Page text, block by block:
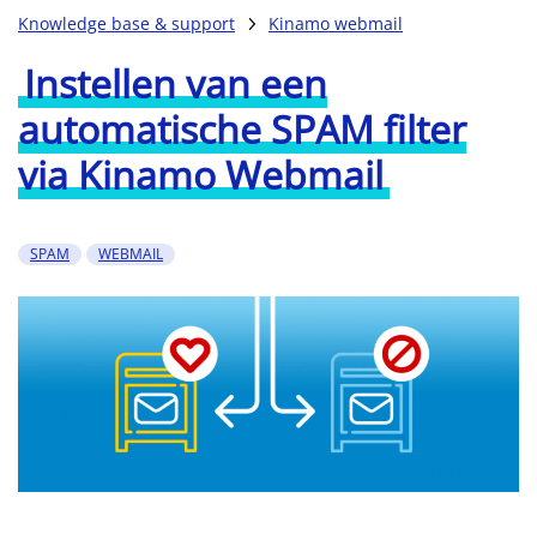
Knowledge base & support Kinamo webmail
Instellen van een
automatische SPAM filter
via Kinamo Webmail
SPAM WEBMAIL